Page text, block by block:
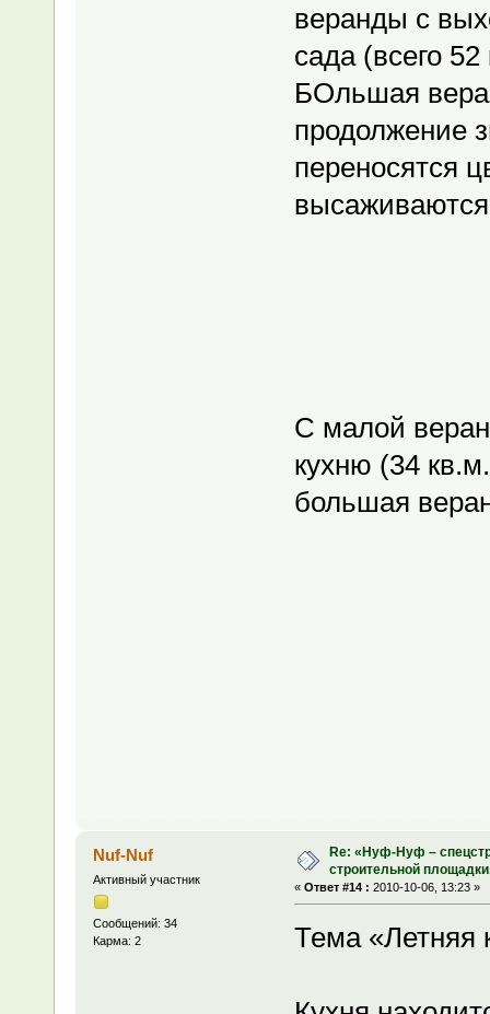
веранды с
сада (всего
БОльшая
продолжение
переносятся
С малой
кухню (34
большая
Nuf-Nuf
Активный участник
Сообщений: 34
Карма: 2
Re: «Нуф-Нуф –
строительной
« Ответ #14 : 2010-10-06, 13:23 »
Тема «Летняя